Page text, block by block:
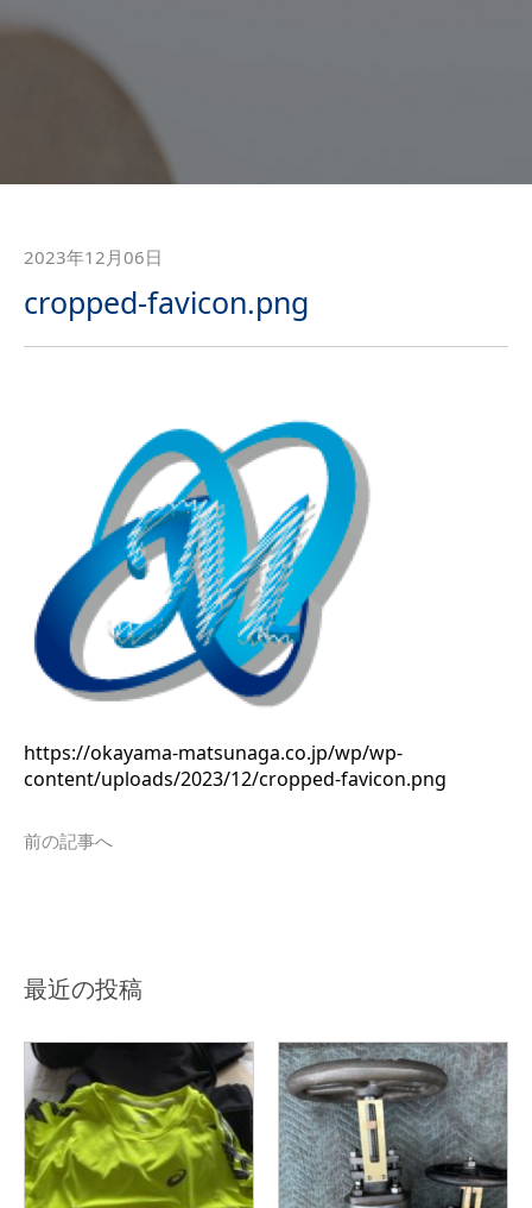
2023年12月06日
cropped-favicon.png
https://okayama-matsunaga.co.jp/wp/wp-
content/uploads/2023/12/cropped-favicon.png
前の記事へ
最近の投稿